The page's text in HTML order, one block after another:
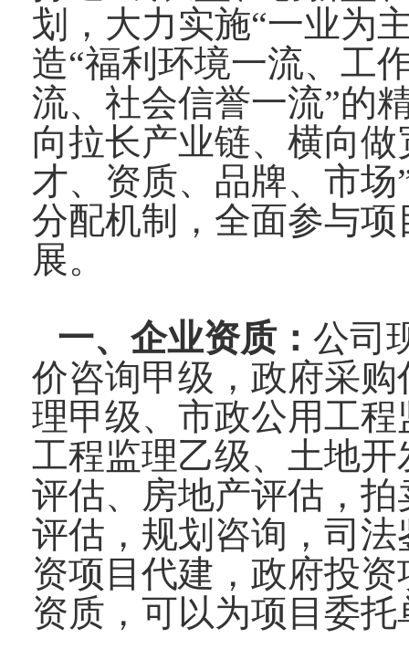
划，大力实施“一业为
造“福利环境一流、工
流、社会信誉一流”的
向拉长产业链、横向
才、资质、品牌、市
分配机制，全面参与
展。
一、企业资质： 公司
价咨询甲级，政府采
理甲级、市政公用工
工程监理乙级、土地
评估、房地产评估，
评估，规划咨询，司法
资项目代建，政府投
资质，可以为项目委